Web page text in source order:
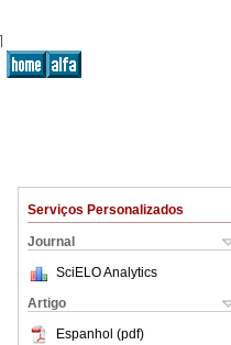
Serviços Personalizados
Journal
SciELO Analytics
Artigo
Espanhol (pdf)